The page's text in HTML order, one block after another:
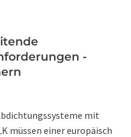
-
mit
müssen einer europäisch